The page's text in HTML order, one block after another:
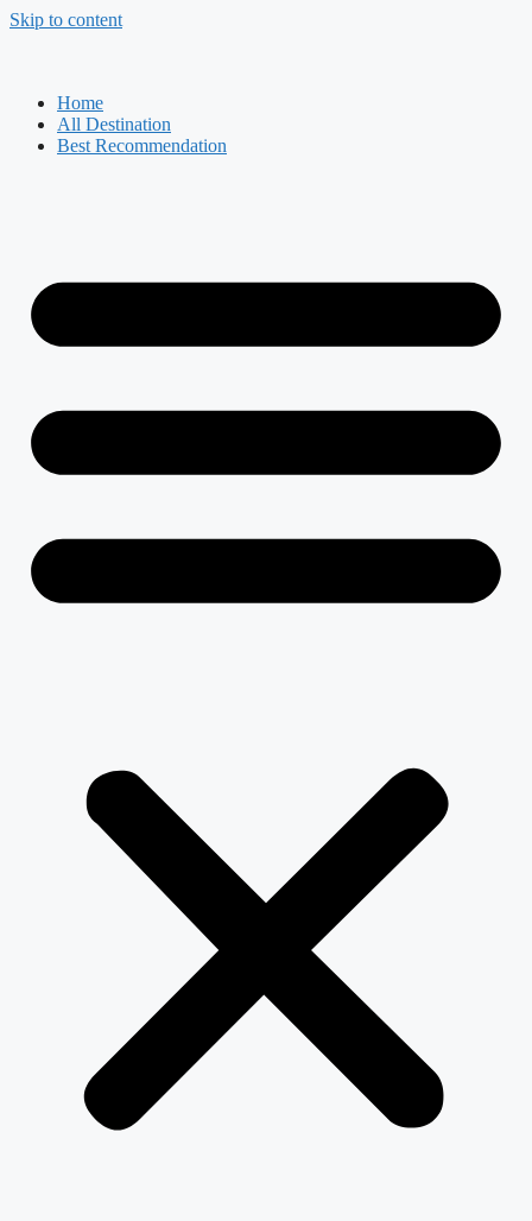
Skip to content
Home
All Destination
Best Recommendation